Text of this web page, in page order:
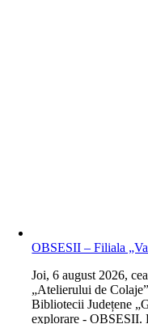
OBSESII – Filiala
Joi, 6 august 2026,
„Atelierului de
Bibliotecii Județene
explorare - OBSESII.